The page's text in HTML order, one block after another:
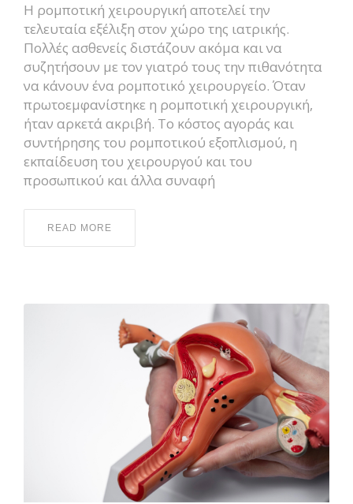
Η ρομποτική χειρουργική αποτελεί την
τελευταία εξέλιξη στον χώρο της ιατρικής.
Πολλές ασθενείς διστάζουν ακόμα και να
συζητήσουν με τον γιατρό τους την πιθανότητα
να κάνουν ένα ρομποτικό χειρουργείο. Όταν
πρωτοεμφανίστηκε η ρομποτική χειρουργική,
ήταν αρκετά ακριβή. Το κόστος αγοράς και
συντήρησης του ρομποτικού εξοπλισμού, η
εκπαίδευση του χειρουργού και του
προσωπικού και άλλα συναφή
READ MORE